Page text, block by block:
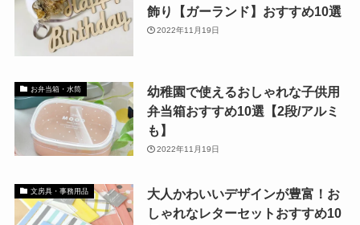
飾り【ガーランド】おすすめ10選
2022年11月19日
お弁当箱・水筒
幼稚園で使えるおしゃれな子供用
弁当箱おすすめ10選【2段/アルミ
も】
2022年11月19日
文房具・事務用品
大人かわいいデザインが豊富！お
しゃれなレターセットおすすめ10